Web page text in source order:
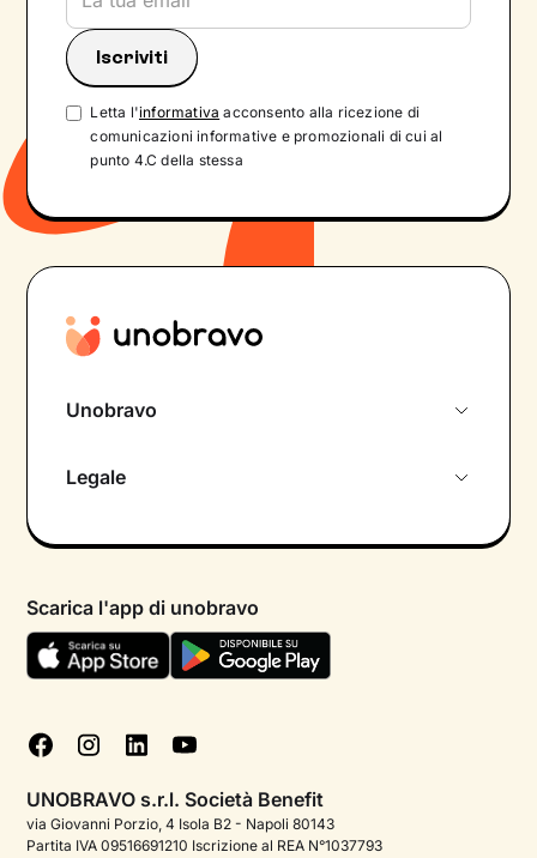
Letta l'informativa acconsento alla ricezione di
comunicazioni informative e promozionali di cui al
punto 4.C della stessa
Unobravo
Psicologo in chat
Aiuto urgente
FAQ
Podcast di psicologia
Legale
Termini e condizioni
Informativa Privacy
Cookie policy
Gestisci cookie
Scarica l'app di unobravo
UNOBRAVO s.r.l. Società Benefit
via Giovanni Porzio, 4 Isola B2 - Napoli 80143
Partita IVA 09516691210 Iscrizione al REA N°1037793